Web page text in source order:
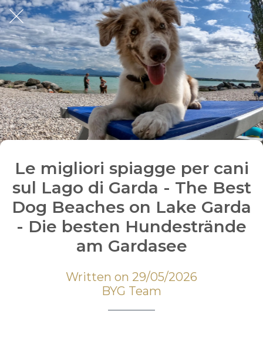
Le migliori spiagge per cani
sul Lago di Garda - The Best
Dog Beaches on Lake Garda
- Die besten Hundestrände
am Gardasee
Written on 29/05/2026
BYG Team